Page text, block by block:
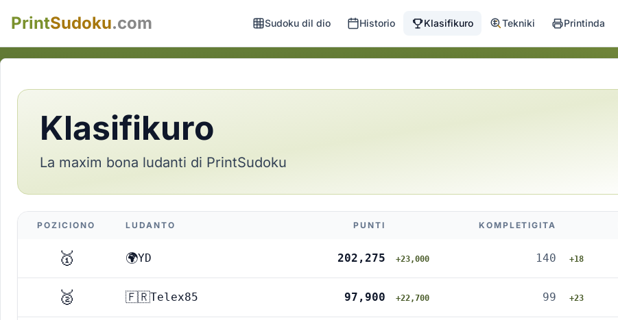
PrintSudoku.com Sudoku dil dio Historio Klasifikuro Tekniki Printinda
Klasifikuro
La maxim bona ludanti di PrintSudoku
POZICIONO LUDANTO PUNTI KOMPLETIGITA
🥇 🌍YD 202,275 +23,000 140 +18
🥈 🇫🇷Telex85 97,900 +22,700 99 +23